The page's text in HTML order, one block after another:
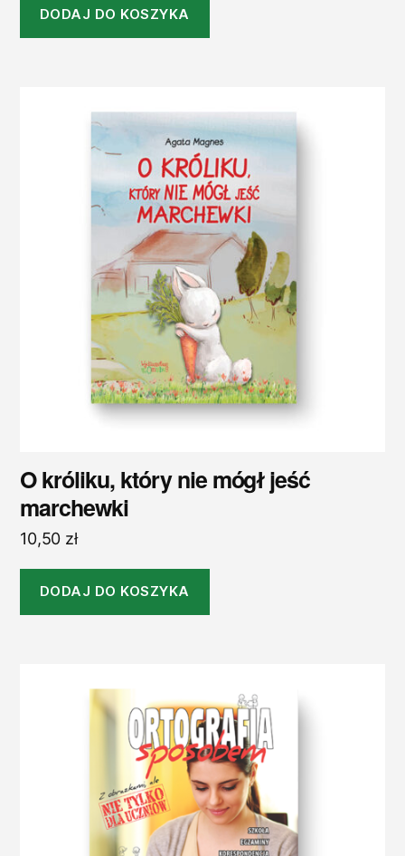
DODAJ DO KOSZYKA
O króliku, który nie mógł jeść
marchewki
10,50 zł
DODAJ DO KOSZYKA